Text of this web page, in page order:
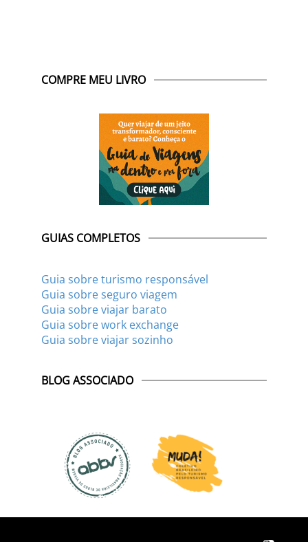
COMPRE MEU LIVRO
GUIAS COMPLETOS
Guia sobre turismo responsável
Guia sobre seguro viagem
Guia sobre viajar barato
Guia sobre work exchange
Guia sobre viajar sozinho
BLOG ASSOCIADO